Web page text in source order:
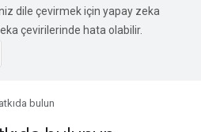
dile çevirmek için yapay zeka
çevirilerinde hata olabilir.
bulun